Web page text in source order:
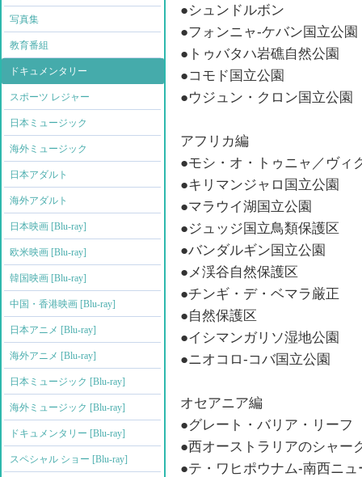
写真集
教育番組
ドキュメンタリー
スポーツ レジャー
日本ミュージック
海外ミュージック
日本アダルト
海外アダルト
日本映画 [Blu-ray]
欧米映画 [Blu-ray]
韓国映画 [Blu-ray]
中国・香港映画 [Blu-ray]
日本アニメ [Blu-ray]
海外アニメ [Blu-ray]
日本ミュージック [Blu-ray]
海外ミュージック [Blu-ray]
ドキュメンタリー [Blu-ray]
スペシャル ショー [Blu-ray]
●シュンドルボン
●フォンニャ-ケバン国立公園
●トゥバタハ岩礁自然公園
●コモド国立公園
●ウジュン・クロン国立公園
アフリカ編
●モシ・オ・トゥニャ／ヴィ
●キリマンジャロ国立公園
●マラウイ湖国立公園
●ジュッジ国立鳥類保護区
●バンダルギン国立公園
●メ渓谷自然保護区
●チンギ・デ・ベマラ厳正
●自然保護区
●イシマンガリソ湿地公園
●ニオコロ-コバ国立公園
オセアニア編
●グレート・バリア・リーフ
●西オーストラリアのシャー
●テ・ワヒポウナム-南西ニ